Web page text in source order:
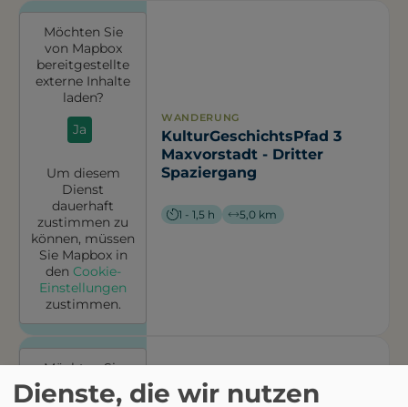
Möchten Sie
von Mapbox
bereitgestellte
externe Inhalte
laden?
Ja
Um diesem
Dienst
dauerhaft
zustimmen zu
können, müssen
Sie Mapboxin
den Cookie-
Einstellungen
zustimmen.
WANDERUNG
KulturGeschichtsPfad 3
Maxvorstadt - Dritter
Spaziergang
1 - 1,5 h 5,0 km
Möchten Sie
von
Mapbox
bereitgestellte
Dienste, die wir nutzen